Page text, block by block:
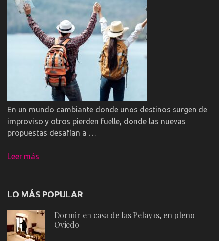
En un mundo cambiante donde unos destinos surgen de
improviso y otros pierden fuelle, donde las nuevas
propuestas desafían a …
Leer más
LO MÁS POPULAR
Dormir en casa de las Pelayas, en pleno
Oviedo